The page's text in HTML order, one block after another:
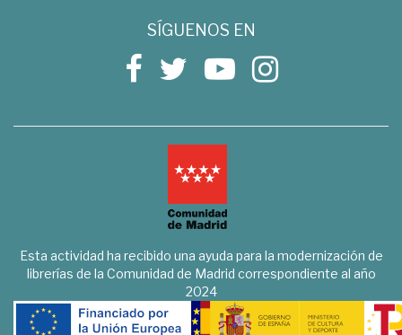
SÍGUENOS EN
Esta actividad ha recibido una ayuda para la modernización de
librerías de la Comunidad de Madrid correspondiente al año
2024